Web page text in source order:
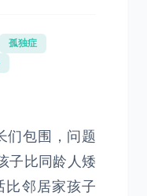
孤独症
们包围，问题
子比同龄人矮
比邻居家孩子